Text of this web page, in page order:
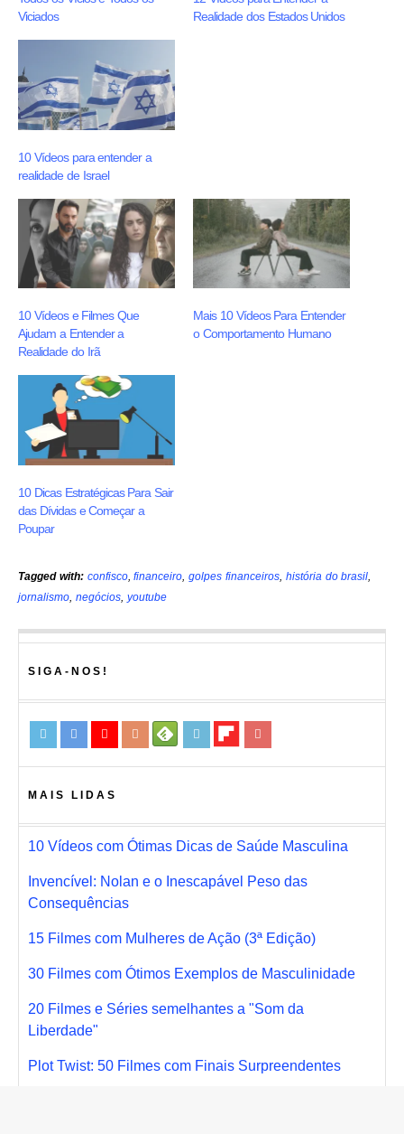
Viciados
Realidade dos Estados Unidos
10 Vídeos para entender a
realidade de Israel
10 Vídeos e Filmes Que
Ajudam a Entender a
Realidade do Irã
Mais 10 Vídeos Para Entender
o Comportamento Humano
10 Dicas Estratégicas Para Sair
das Dívidas e Começar a
Poupar
Tagged with: confisco,financeiro ,golpes financeiros história do brasil
jornalismo negócios, youtube
SIGA-NOS!
MAIS LIDAS
10 Vídeos com Ótimas Dicas de Saúde Masculina
Invencível: Nolan e o Inescapável Peso das
Consequências
15 Filmes com Mulheres de Ação (3ª Edição)
30 Filmes com Ótimos Exemplos de Masculinidade
20 Filmes e Séries semelhantes a "Som da
Liberdade"
Plot Twist: 50 Filmes com Finais Surpreendentes